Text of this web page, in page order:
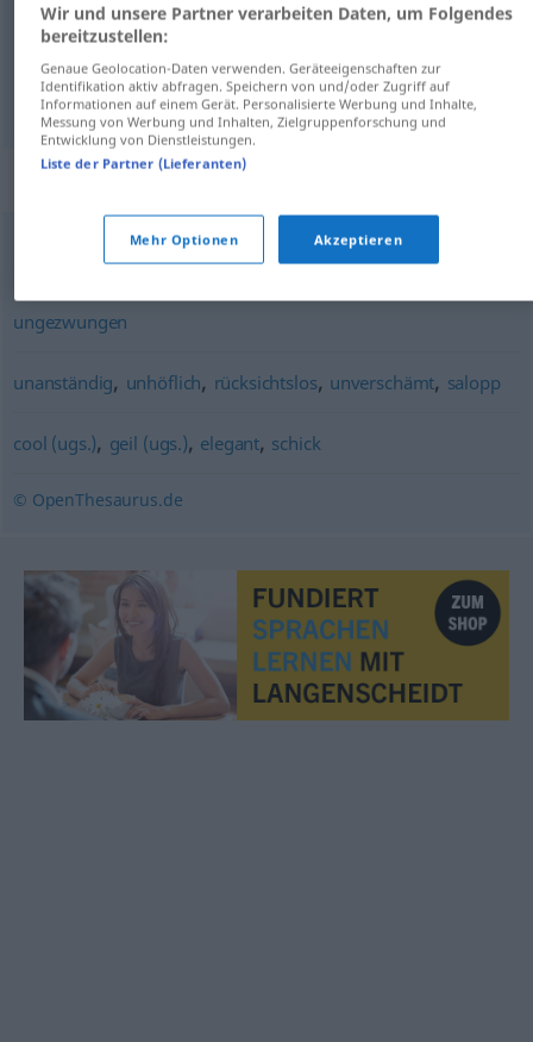
شوخ [šox] AFG
Synonyme für "frech"
ungezwungen
unanständig, unhöflich, rücksichtslos, unverschämt, salopp
cool (ugs.), geil (ugs.), elegant, schick
© OpenThesaurus.de
Wir und unsere Partner verarbeiten Daten, um Folgendes
bereitzustellen:
Genaue Geolocation-Daten verwenden. Geräteeigenschaften zur
Identifikation aktiv abfragen. Speichern von und/oder Zugriff auf
Informationen auf einem Gerät. Personalisierte Werbung und Inhalte,
Messung von Werbung und Inhalten, Zielgruppenforschung und
Entwicklung von Dienstleistungen.
Liste der Partner (Lieferanten)
Mehr Optionen Akzeptieren